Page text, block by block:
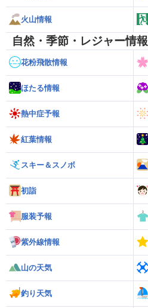
火山情報
自然・季節・レジャー情報
花粉飛散情報
ほたる情報
熱中症予報
紅葉情報
スキー＆スノボ
初詣
服装予報
紫外線情報
山の天気
釣り天気